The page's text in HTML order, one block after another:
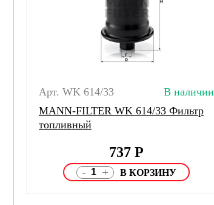
Арт. WK 614/33
В наличии
MANN-FILTER WK 614/33 Фильтр
топливный
737 Р
- +